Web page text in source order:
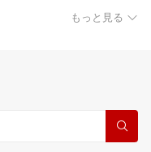
もっと見る